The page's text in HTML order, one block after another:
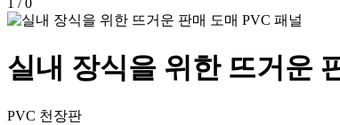
1 / 0
실내 장식을 위한 뜨거운
PVC 천장판